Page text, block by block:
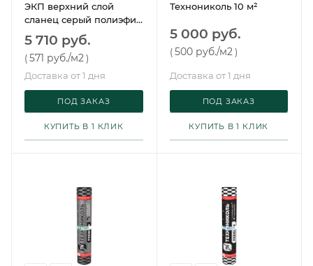
ЭКП верхний слой
сланец серый полиэфир
Технониколь 10 м²
5 710 руб.
(571 руб./м2)
Доставка от 1 дня
ПОД ЗАКАЗ
КУПИТЬ В 1 КЛИК
Технониколь 10 м²
5 000 руб.
(500 руб./м2 )
Доставка от 1 дня
ПОД ЗАКАЗ
КУПИТЬ В 1 КЛИК